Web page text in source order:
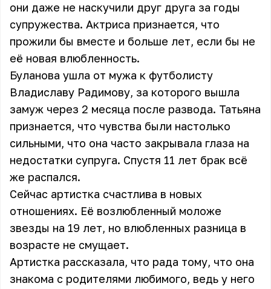
они даже не наскучили друг друга за годы
супружества. Актриса признается, что
прожили бы вместе и больше лет, если бы не
её новая влюбленность.
Буланова ушла от мужа к футболисту
Владиславу Радимову, за которого вышла
замуж через 2 месяца после развода. Татьяна
признается, что чувства были настолько
сильными, что она часто закрывала глаза на
недостатки супруга. Спустя 11 лет брак всё
же распался.
Сейчас артистка счастлива в новых
отношениях. Её возлюбленный моложе
звезды на 19 лет, но влюбленных разница в
возрасте не смущает.
Артистка рассказала, что рада тому, что она
знакома с родителями любимого, ведь у него